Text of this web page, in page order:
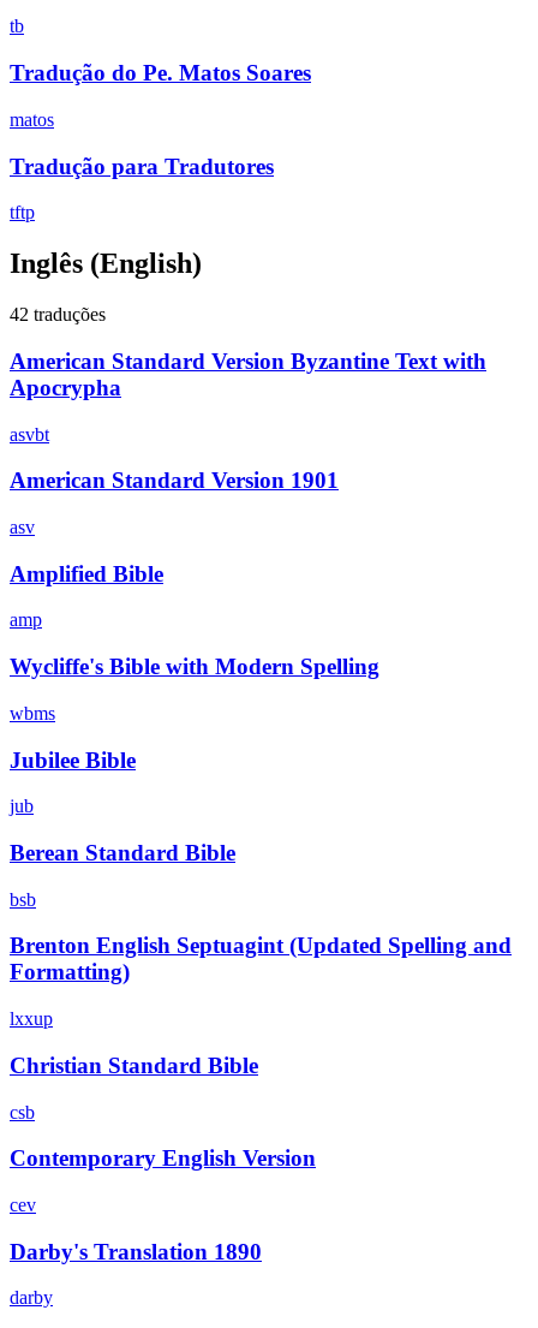
tb
Tradução do Pe. Matos Soares
matos
Tradução para Tradutores
tftp
Inglês (English)
42 traduções
American Standard Version Byzantine Text with
Apocrypha
asvbt
American Standard Version 1901
asv
Amplified Bible
amp
Wycliffe's Bible with Modern Spelling
wbms
Jubilee Bible
jub
Berean Standard Bible
bsb
Brenton English Septuagint (Updated Spelling and
Formatting)
lxxup
Christian Standard Bible
csb
Contemporary English Version
cev
Darby's Translation 1890
darby